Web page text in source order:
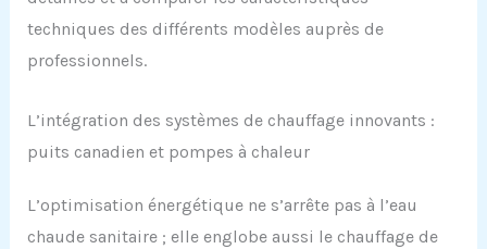
techniques des différents modèles auprès de
professionnels.
L’intégration des systèmes de chauffage innovants :
puits canadien et pompes à chaleur
L’optimisation énergétique ne s’arrête pas à l’eau
chaude sanitaire ; elle englobe aussi le chauffage de